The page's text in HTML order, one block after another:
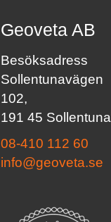
Geoveta AB
Besöksadress
Sollentunavägen
102,
191 45 Sollentuna
08-410 112 60
info@geoveta.se